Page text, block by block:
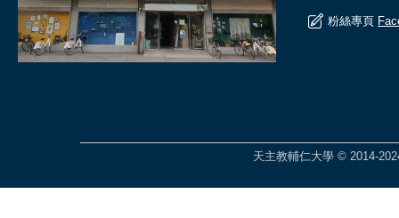
粉絲專頁
天主教輔仁大學 © 2014-